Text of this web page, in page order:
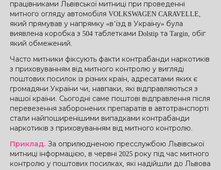
працівниками Львівської митниці при проведенні
митного огляду автомобіля VOLKSWAGEN CARAVELLE,
який прямував у напрямку «в’їзд в Україну» була
виявлена коробка з 504 таблетками Dolstip та Targin, обіг
який обмежений.
Часто митники фіксують факти контрабанди наркотиків
з приховуванням від митного контролю у вигляді
поштових посилок із різних країн, адресатами яких є
громадяни України чи, навпаки, які відправляються з
нашої країни. Сьогодні саме поштові відправлення після
перевезення заборонених препаратів в автотранспорті
стали найпоширенішими випадками контрабанди
наркотиків з приховуванням від митного контролю.
Приклад. За оприлюдненою пресслужбою Львівської
митниці інформацією, в червні 2025 року під час митного
контролю у поштових посилках, які надійшли до Львова